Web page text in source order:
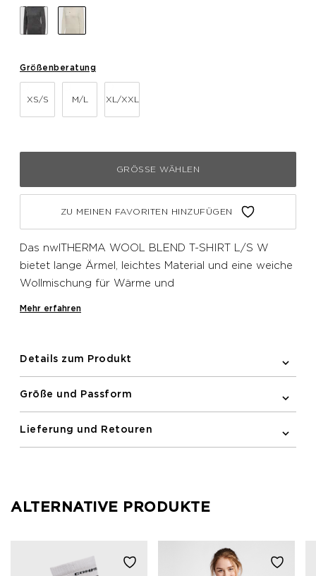
Größenberatung
XS/S M/L XL/XXL
GRÖSSE WÄHLEN
ZU MEINEN FAVORITEN HINZUFÜGEN
Das nwlTHERMA WOOL BLEND T-SHIRT L/S W
bietet lange Ärmel, leichtes Material und eine weiche
Wollmischung für Wärme und
Mehr erfahren
Details zum Produkt
Größe und Passform
Lieferung und Retouren
ALTERNATIVE PRODUKTE